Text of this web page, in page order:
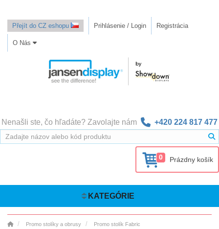
Přejít do CZ eshopu Prihlásenie / Login Registrácia
O Nás
Nenašli ste, čo hľadáte? Zavolajte nám +420 224 817 477
0 Prázdny košík
KATEGÓRIE
Promo stolíky a obrusy Promo stolík Fabric